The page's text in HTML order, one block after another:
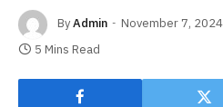
ByAdmin November 7, 2024
5 Mins Read